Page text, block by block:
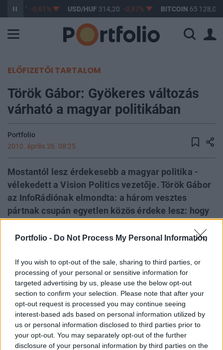
Portfolio - Do Not Process My Personal Information
If you wish to opt-out of the sale, sharing to third parties, or
processing of your personal or sensitive information for
targeted advertising by us, please use the below opt-out
section to confirm your selection. Please note that after your
opt-out request is processed you may continue seeing
interest-based ads based on personal information utilized by
us or personal information disclosed to third parties prior to
your opt-out. You may separately opt-out of the further
disclosure of your personal information by third parties on the
363,17 -0,61% USD/HUF 314,20 -0,87% BITCOIN 65 128,08
ELŐFIZETŐI TARTALOM
Török Gábor: Gyökeres változás
várható a magyar politikában
Portfolio
2010. április 26. 08:25
Mostantól lesz érdekesebb a magyar politika -
vélekedett a Vision Politics vezetője. Török Gábor
az InfoRádiónak elmondta: a három vesztes
pártnak csupán egyetlen közös érdeke lesz: hogy
egymásnak is ellenfelei lehetnek abban, hogy ki
számú kihívója.
Gyökeres változás várható a magyar politikában a
kormány és az ellenzék részéről is. Ez pedig a korábbinál
érdekesebbé teszi majd a közéletet - szögezte le Török
Gábor. Bár nem volt eleve elrendelve a végeredmény, az
első forduló után már erre mutattak a jelek - közölte a
politológus. Szerinte a Fidesz elsöprő sikerét egyrészt a